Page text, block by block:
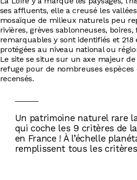
ses affluents, elle a creusé les
mosaïque de milieux naturels peu
rivières, grèves sablonneuses,
remarquables y sont identifiés et
protégées au niveau national ou
Le site se situe sur un axe majeur
refuge pour de nombreuses espèces
recensés.
Un patrimoine naturel rare
qui coche les 9 critères de
en France ! À l’échelle
remplissent tous les